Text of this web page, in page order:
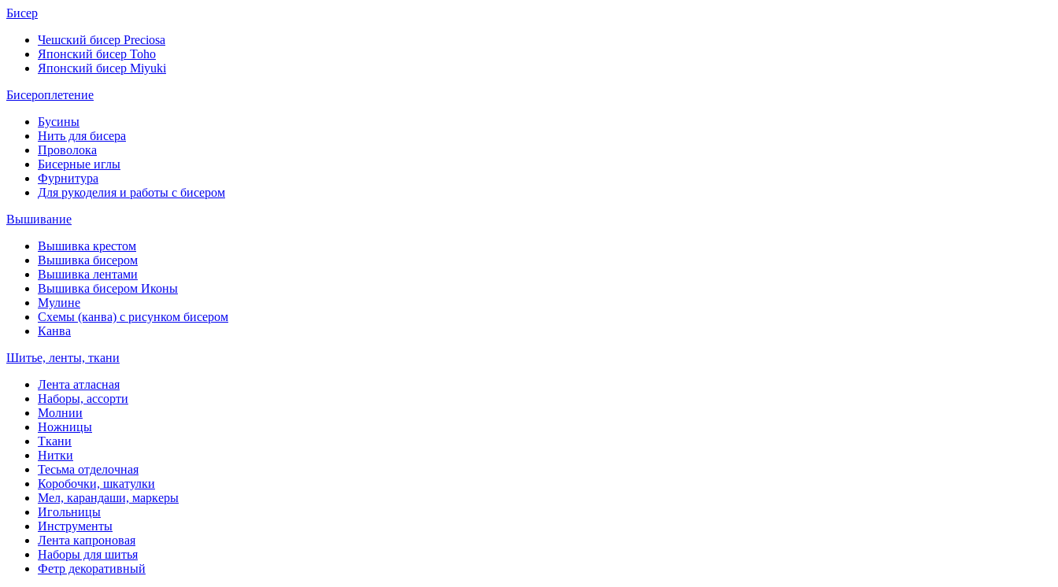
Бисер
Чешский бисер Preciosa
Японский бисер Toho
Японский бисер Miyuki
Бисероплетение
Бусины
Нить для бисера
Проволока
Бисерные иглы
Фурнитура
Для рукоделия и работы с бисером
Вышивание
Вышивка крестом
Вышивка бисером
Вышивка лентами
Вышивка бисером Иконы
Мулине
Схемы (канва) с рисунком бисером
Канва
Шитье, ленты, ткани
Лента атласная
Наборы, ассорти
Молнии
Ножницы
Ткани
Нитки
Тесьма отделочная
Коробочки, шкатулки
Мел, карандаши, маркеры
Игольницы
Инструменты
Лента капроновая
Наборы для шитья
Фетр декоративный